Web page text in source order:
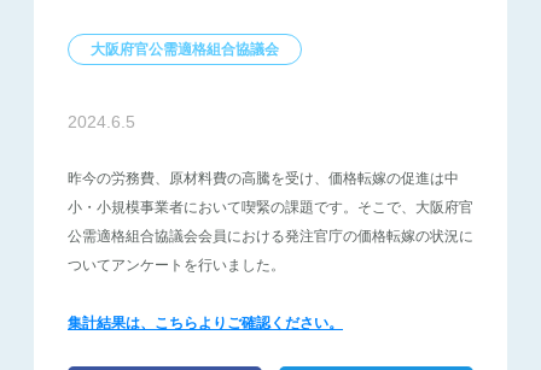
大阪府官公需適格組合協議会
2024.6.5
昨今の労務費、原材料費の高騰を受け、価格転嫁の促進は中
小・小規模事業者において喫緊の課題です。そこで、大阪府官
公需適格組合協議会会員における発注官庁の価格転嫁の状況に
ついてアンケートを行いました。
集計結果は、こちらよりご確認ください。